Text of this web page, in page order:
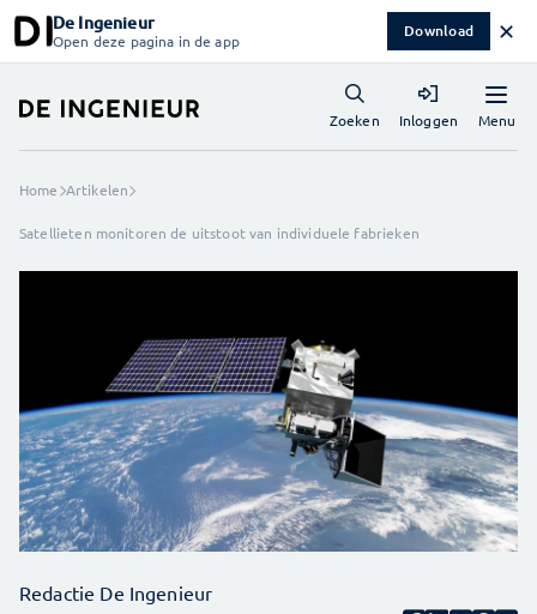
De Ingenieur
Open deze pagina in de app Download ✕
Menu
Zoeken Inloggen
Home Artikelen
Satellieten monitoren de uitstoot van individuele fabrieken
Redactie De Ingenieur